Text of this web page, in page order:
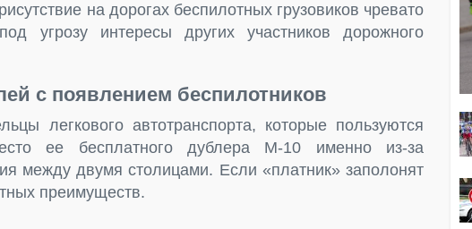
на дорогах беспилотных грузовиков чревато
угрозу интересы других участников дорожного
с появлением беспилотников
легкового автотранспорта, которые пользуются
ее бесплатного дублера М-10 именно из-за
между двумя столицами. Если «платник» заполонят
преимуществ.